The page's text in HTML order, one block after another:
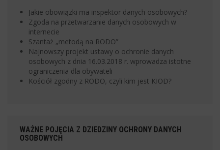
Jakie obowiązki ma inspektor danych osobowych?
Zgoda na przetwarzanie danych osobowych w
internecie
Szantaż „metodą na RODO”
Najnowszy projekt ustawy o ochronie danych
osobowych z dnia 16.03.2018 r. wprowadza istotne
ograniczenia dla obywateli
Kościół zgodny z RODO, czyli kim jest KIOD?
WAŻNE POJĘCIA Z DZIEDZINY OCHRONY DANYCH
OSOBOWYCH